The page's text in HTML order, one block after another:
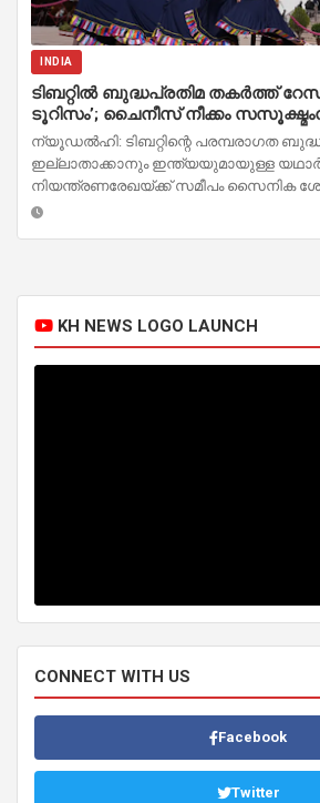
INDIA
ടിബറ്റിൽ ബുദ്ധപ്രതിമ തകർത്ത്
ടൂറിസം’; ചൈനീസ് നീക്കം
ന്യൂഡൽഹി: ടിബറ്റിന്റെ പരമ്പരാഗത
ഇല്ലാതാക്കാനും ഇന്ത്യയുമായുള്ള
നിയന്ത്രണരേഖയ്ക്ക് സമീപം സൈനിക
KH NEWS LOGO LAUNCH
CONNECT WITH US
Facebook
Twitter